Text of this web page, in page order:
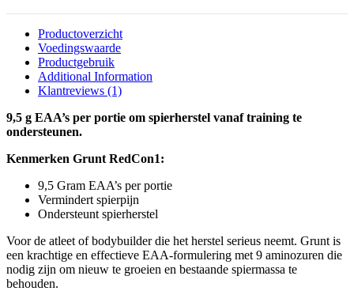
Productoverzicht
Voedingswaarde
Productgebruik
Additional Information
Klantreviews (1)
9,5 g EAA’s per portie om spierherstel vanaf training te
ondersteunen.
Kenmerken Grunt RedCon1:
9,5 Gram EAA’s per portie
Vermindert spierpijn
Ondersteunt spierherstel
Voor de atleet of bodybuilder die het herstel serieus neemt. Grunt is
een krachtige en effectieve EAA-formulering met 9 aminozuren die
nodig zijn om nieuw te groeien en bestaande spiermassa te
behouden.